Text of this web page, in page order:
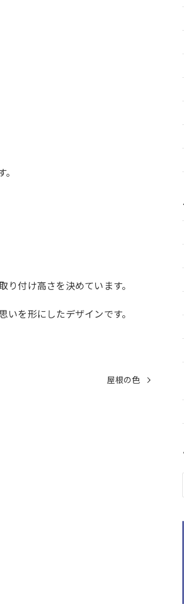
付け高さを決めています。
を形にしたデザインです。
屋根の色